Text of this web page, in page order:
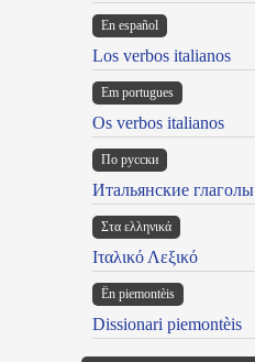
En español
Los verbos italianos
Em portugues
Os verbos italianos
По русски
Итальянские глаголы
Στα ελληνικά
Ιταλικό Λεξικό
Ën piemontèis
Dissionari piemontèis